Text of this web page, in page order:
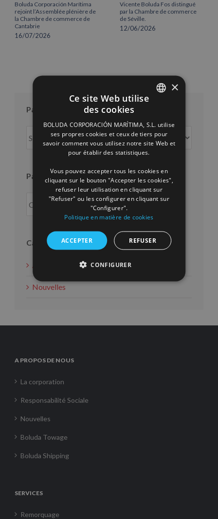
Boluda Corporación Marítima
rejoint l’Assemblée plénière de
la Chambre de commerce de
Cantabrie
16/07/2026
Vicente Boluda Fos distingué
par la Chambre de commerce
de Séville.
12/06/2026
Par mois
mois
Par an
Catégories
Actions d'intérêt social
Nouvelles
A PROPOS DE NOUS
La corporation
Responsabilité Sociale
Nouvelles
Boluda Towage
Boluda Shipping
SERVICES
Remorquage
ENGLISH
FRENCH
×
Ce site Web utilise
des cookies
BOLUDA CORPORACIÓN MARÍTIMA, S.L. utilise
ses propres cookies et ceux de tiers pour
savoir comment vous utilisez notre site Web et
pour établir des statistiques.
Vous pouvez accepter tous les cookies en
cliquant sur le bouton "Accepter les cookies",
refuser leur utilisation en cliquant sur
"Refuser" ou les configurer en cliquant sur
"Configurer".
Politique en matière de cookies
ACCEPTER REFUSER
CONFIGURER